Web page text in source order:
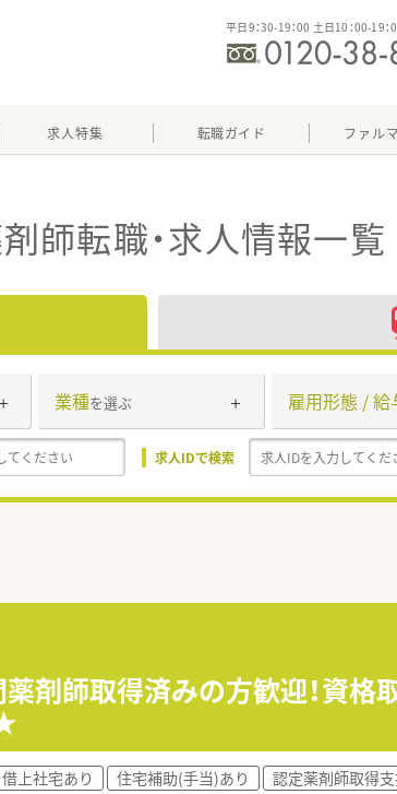
平日9：30-19：00 土日10：00-19：
求人特集 転職ガイド ファル
師転職・求人情報一覧
業種を選ぶ 雇用形態 / 給
求人IDで検索
剤師取得済みの方歓迎！資
借上社宅あり 住宅補助(手当)あり 認定薬剤師取得支